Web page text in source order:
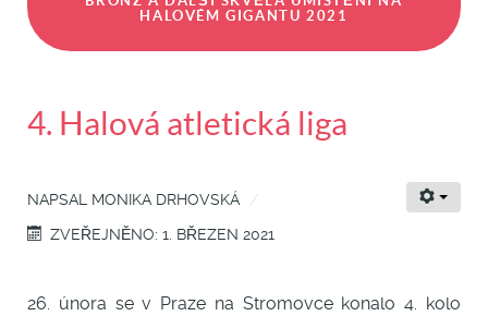
HALOVÉM GIGANTU 2021
4. Halová atletická liga
NAPSAL MONIKA DRHOVSKÁ
ZVEŘEJNĚNO: 1. BŘEZEN 2021
26. února se v Praze na Stromovce konalo 4. kolo